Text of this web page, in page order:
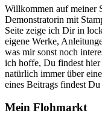
Willkommen auf meiner
Demonstratorin mit
Seite zeige ich Dir in
eigene Werke,
was mir sonst noch
ich hoffe, Du findest
natürlich immer über
eines Beitrags findest
Mein Flohmarkt